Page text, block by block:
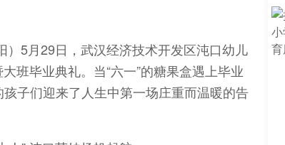
5月29日，武汉经济技术开发区沌口幼儿
班毕业典礼。当“六一”的糖果盒遇上毕业
子们迎来了人生中第一场庄重而温暖的告